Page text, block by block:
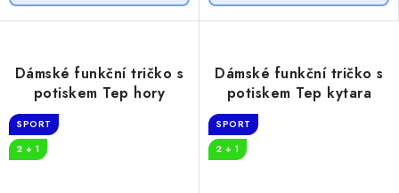
Dámské funkční tričko s
potiskem Tep hory
SPORT
2 + 1
Dámské funkční tričko s
potiskem Tep kytara
SPORT
2 + 1